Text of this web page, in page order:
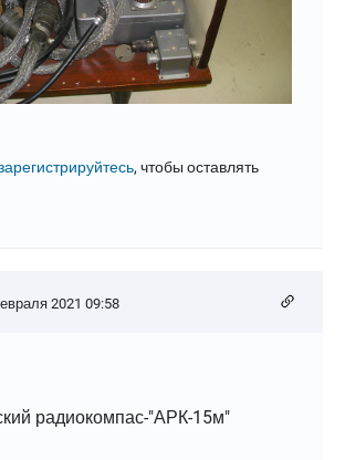
, чтобы оставлять
2021 09:58
радиокомпас-"АРК-15м"